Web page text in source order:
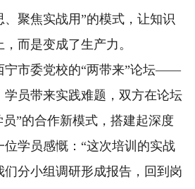
聚焦实战用”的模式，让知识
而是变成了生产力。
市委党校的“两带来”论坛——
员带来实践难题，双方在论坛
员”的合作新模式，搭建起深度
学员感慨：“这次培训的实战
分小组调研形成报告，回到岗